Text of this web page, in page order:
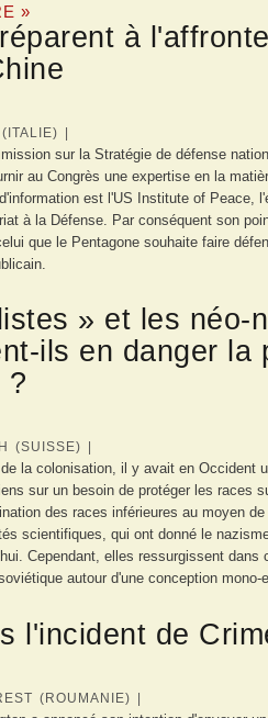
»
à
|
sur la Stratégie de défense
au Congrès une expertise en la
est l'US Institute of Peace,
à la Défense. Par conséquent son
que le Pentagone souhaite faire
» et les néo-
ils en danger la
?
(SUISSE) |
la colonisation, il y avait en Occident
sur un besoin de protéger les races
des races inférieures au moyen
scientifiques, qui ont donné le
Cependant, elles ressurgissent
autour d'une conception
l'incident de
(ROUMANIE) |